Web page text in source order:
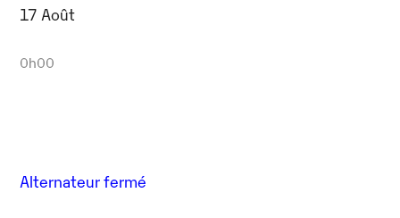
17 Août
0h00
Alternateur fermé